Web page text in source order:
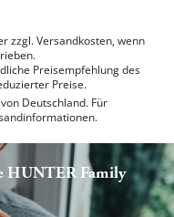
zzgl. Versandkosten, wenn
Preisempfehlung des
Preise.
Deutschland. Für
HUNTER Family